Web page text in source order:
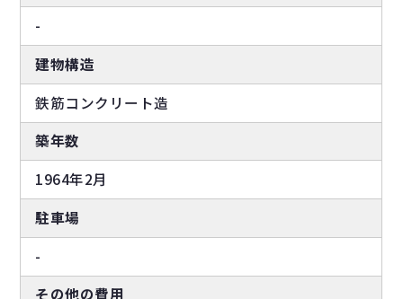
-
建物構造
鉄筋コンクリート造
築年数
1964年2月
駐車場
-
その他の費用